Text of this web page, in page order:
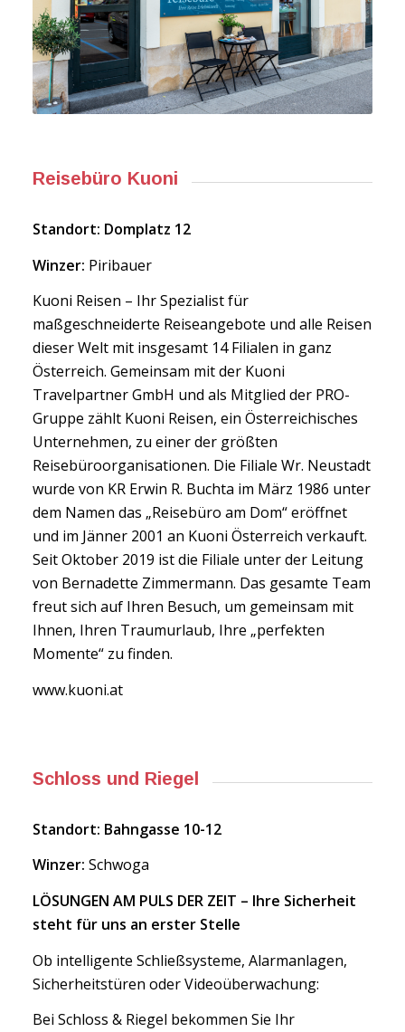
Reisebüro Kuoni
Standort: Domplatz 12
Winzer: Piribauer
Kuoni Reisen – Ihr Spezialist für
maßgeschneiderte Reiseangebote und alle Reisen
dieser Welt mit insgesamt 14 Filialen in ganz
Österreich. Gemeinsam mit der Kuoni
Travelpartner GmbH und als Mitglied der PRO-
Gruppe zählt Kuoni Reisen, ein Österreichisches
Unternehmen, zu einer der größten
Reisebüroorganisationen. Die Filiale Wr. Neustadt
wurde von KR Erwin R. Buchta im März 1986 unter
dem Namen das „Reisebüro am Dom“ eröffnet
und im Jänner 2001 an Kuoni Österreich verkauft.
Seit Oktober 2019 ist die Filiale unter der Leitung
von Bernadette Zimmermann. Das gesamte Team
freut sich auf Ihren Besuch, um gemeinsam mit
Ihnen, Ihren Traumurlaub, Ihre „perfekten
Momente“ zu finden.
www.kuoni.at
Schloss und Riegel
Standort: Bahngasse 10-12
Winzer: Schwoga
LÖSUNGEN AM PULS DER ZEIT – Ihre Sicherheit
steht für uns an erster Stelle
Ob intelligente Schließsysteme, Alarmanlagen,
Sicherheitstüren oder Videoüberwachung:
Bei Schloss & Riegel bekommen Sie Ihr